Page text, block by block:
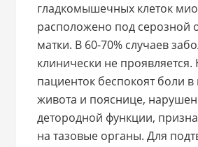
гладкомышечных клеток
расположено под серозной
матки. В 60-70% случаев
клинически не
пациенток беспокоят боли
живота и пояснице,
детородной функции,
на тазовые органы. Для